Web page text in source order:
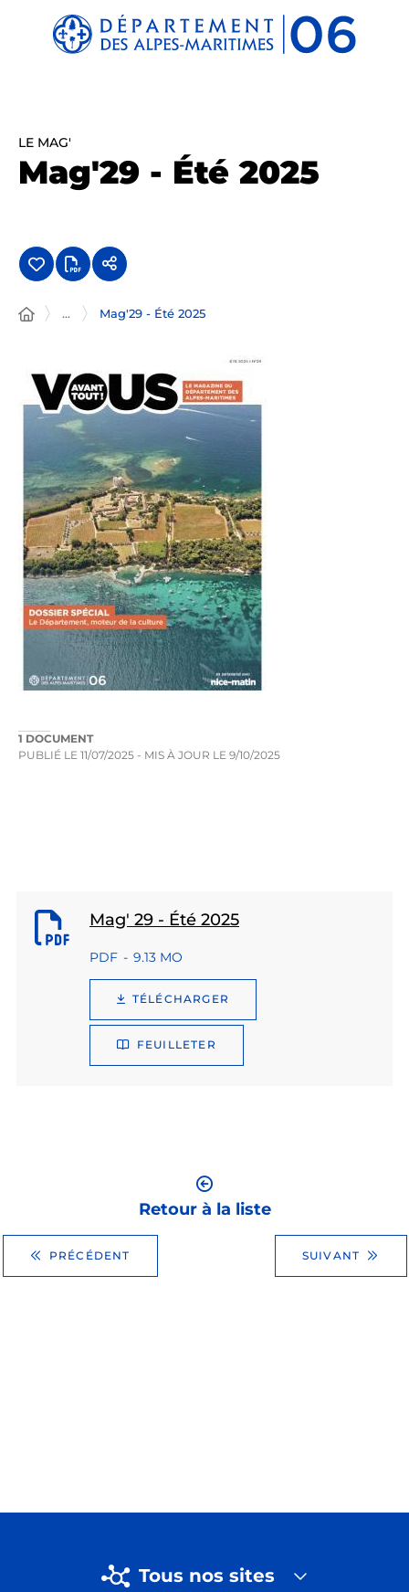
Panneau de gestion des cookies
LE MAG'
Mag'29 - Été 2025
... Mag'29 - Été 2025
1 DOCUMENT
PUBLIÉ LE 11/07/2025 - MIS À JOUR LE 9/10/2025
Mag' 29 - Été 2025
PDF 9.13 MO
TÉLÉCHARGER
FEUILLETER
PRÉCÉDENT
Retour à la liste
SUIVANT
Tous nos sites